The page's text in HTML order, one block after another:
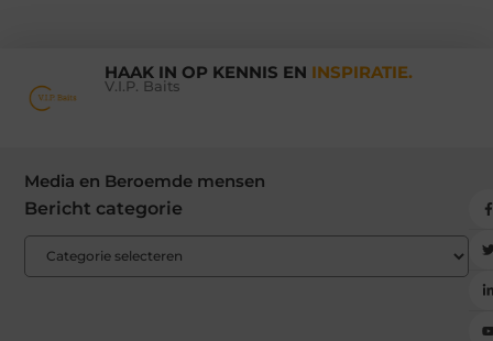
HAAK IN OP KENNIS EN INSPIRATIE.
V.I.P. Baits
Media en Beroemde mensen
Bericht categorie